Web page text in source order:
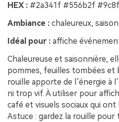
HEX : #2a341f #556b2f
Ambiance : chaleureux,
Idéal pour : affiche
Chaleureuse et saisonnière,
pommes, feuilles tombées et
rouille apporte de l’énergie à
ni trop vif. À utiliser pour
café et visuels sociaux qui
Astuce : gardez la rouille